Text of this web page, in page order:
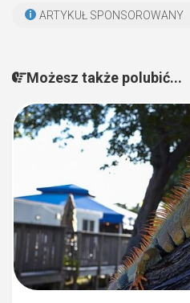
ARTYKUŁ SPONSOROWANY
Możesz także polubić...